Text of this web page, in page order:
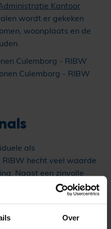
Over
Kantoor
wordt er gekeken
woonplaats en de
Culemborg - RIBW
als
hecht veel waarde
Naast een zinvolle
gebruik maken
Het
kiezen van de meest